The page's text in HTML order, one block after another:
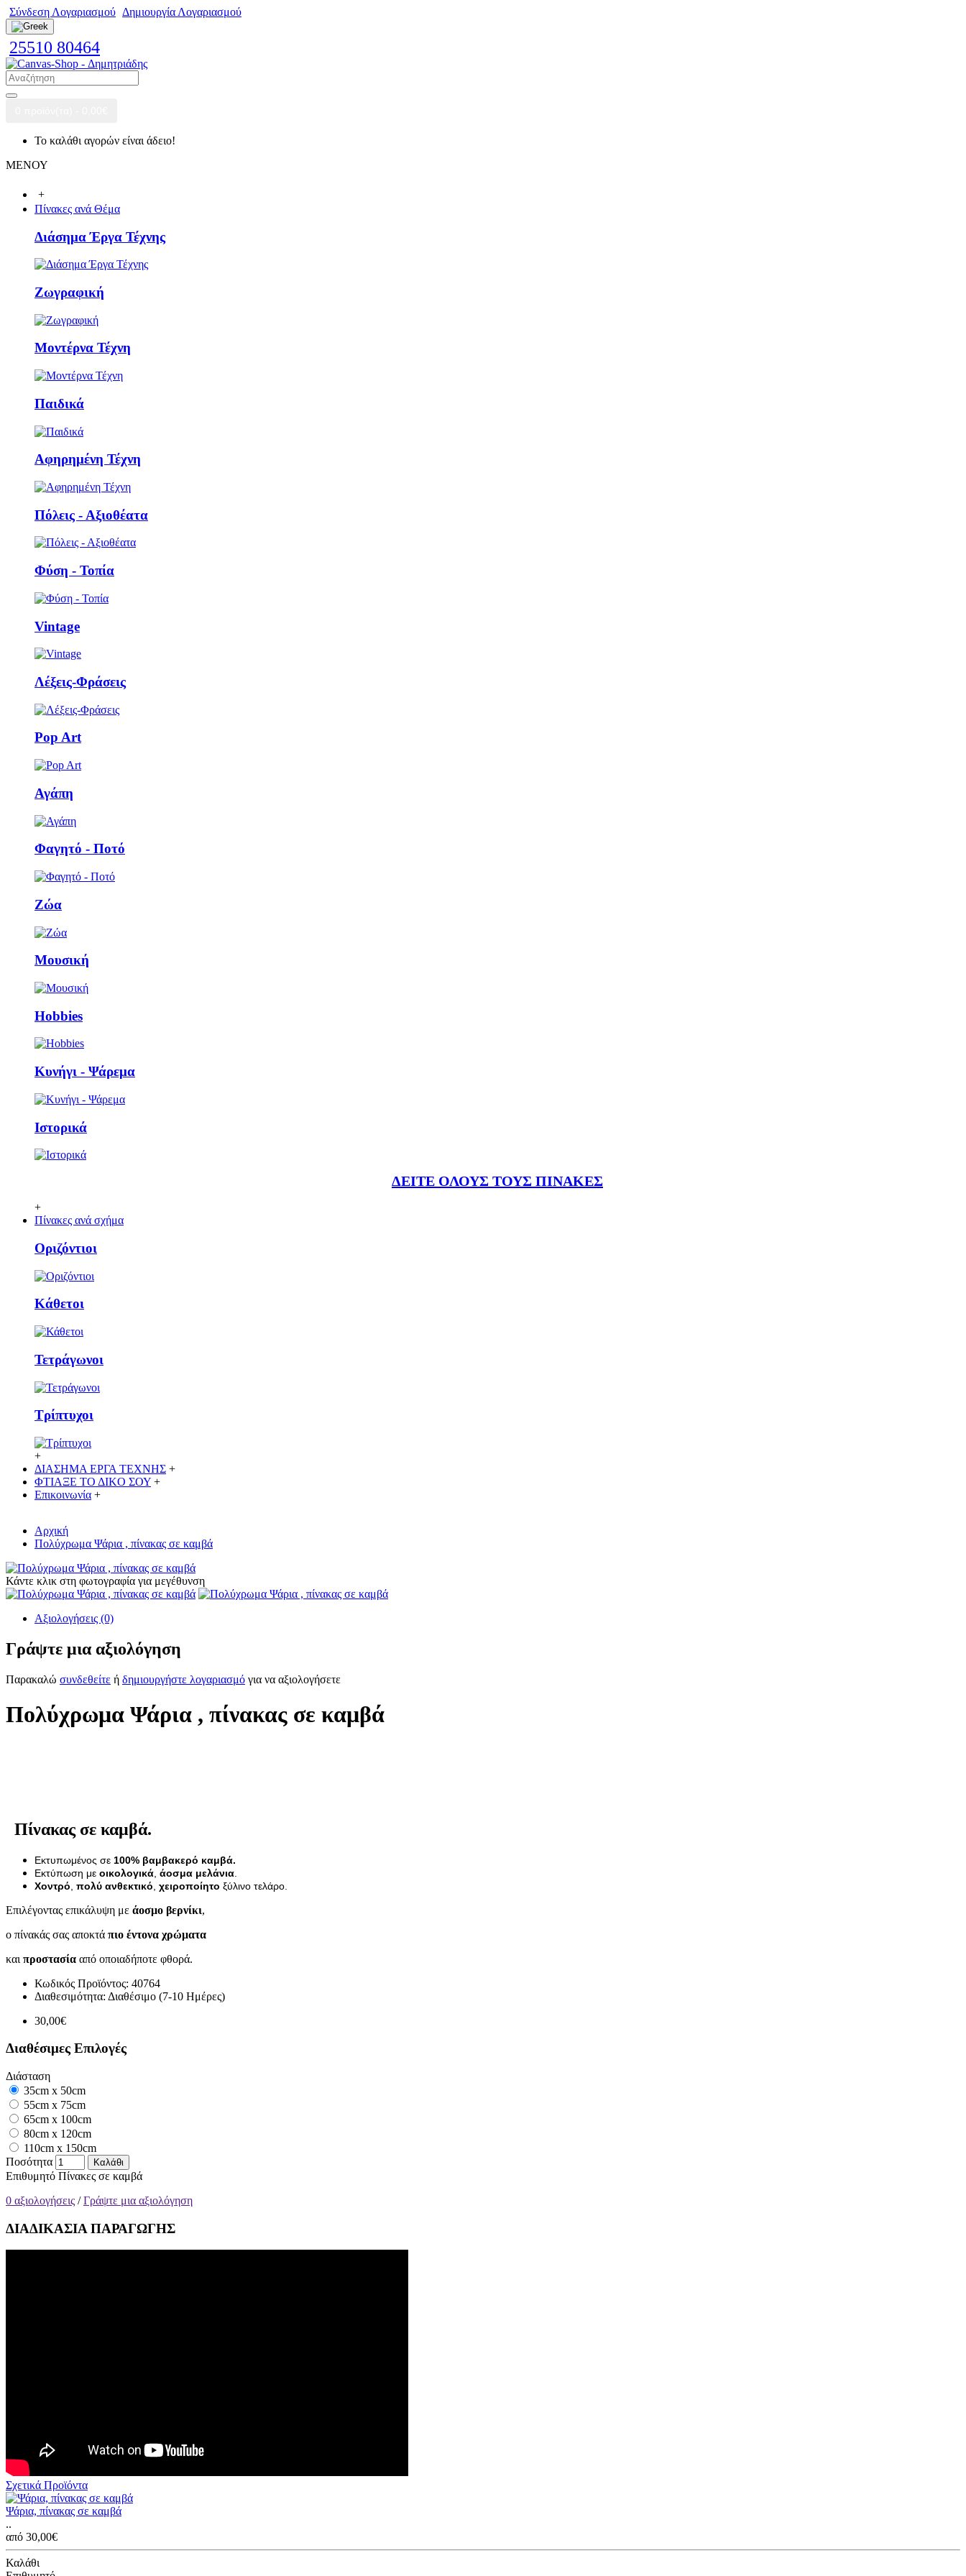
Σύνδεση Λογαριασμού Δημιουργία Λογαριασμού
25510 80464
Το καλάθι αγορών είναι άδειο!
ΜΕΝΟΥ
+
Πίνακες ανά Θέμα
Διάσημα Έργα Τέχνης
Ζωγραφική
Μοντέρνα Τέχνη
Παιδικά
Αφηρημένη Τέχνη
Πόλεις - Αξιοθέατα
Φύση - Τοπία
Vintage
Λέξεις-Φράσεις
Pop Art
Αγάπη
Φαγητό - Ποτό
Ζώα
Μουσική
Ηobbies
Κυνήγι - Ψάρεμα
Ιστορικά
ΔΕΙΤΕ ΟΛΟΥΣ ΤΟΥΣ ΠΙΝΑΚΕΣ
+
Πίνακες ανά σχήμα
Οριζόντιοι
Κάθετoι
Τετράγωνοι
Τρίπτυχοι
+
ΔΙΑΣΗΜΑ ΕΡΓΑ ΤΕΧΝΗΣ +
ΦΤΙΑΞΕ ΤΟ ΔΙΚO ΣΟΥ +
Επικοινωνία +
Αρχική
Πολύχρωμα Ψάρια , πίνακας σε καμβά
Κάντε κλικ στη φωτογραφία για μεγέθυνση
Αξιολογήσεις (0)
Γράψτε μια αξιολόγηση
Παρακαλώ συνδεθείτε ή δημιουργήστε λογαριασμό για να αξιολογήσετε
Πολύχρωμα Ψάρια , πίνακας σε καμβά
Πίνακας σε καμβά.
Εκτυπωμένος σε 100% βαμβακερό καμβά.
Εκτύπωση με οικολογικά άοσμα μελάνια
Χοντρό πολύ ανθεκτικό χειροποίητο ξύλινο τελάρο.
Επιλέγοντας επικάλυψη με άοσμο βερνίκι,
ο πίνακάς σας αποκτά πιο έντονα χρώματα
και προστασία από οποιαδήποτε φθορά.
Κωδικός Προϊόντος: 40764
Διαθεσιμότητα: Διαθέσιμο (7-10 Ημέρες)
30,00€
Διαθέσιμες Επιλογές
Διάσταση
35cm x 50cm
55cm x 75cm
65cm x 100cm
80cm x 120cm
110cm x 150cm
Ποσότητα
Καλάθι
Επιθυμητό Πίνακες σε καμβά
0 αξιολογήσεις /Γράψτε μια αξιολόγηση
ΔΙΑΔΙΚΑΣΙΑ ΠΑΡΑΓΩΓΗΣ
Σχετικά Προϊόντα
Ψάρια, πίνακας σε καμβά
..
από 30,00€
Καλάθι